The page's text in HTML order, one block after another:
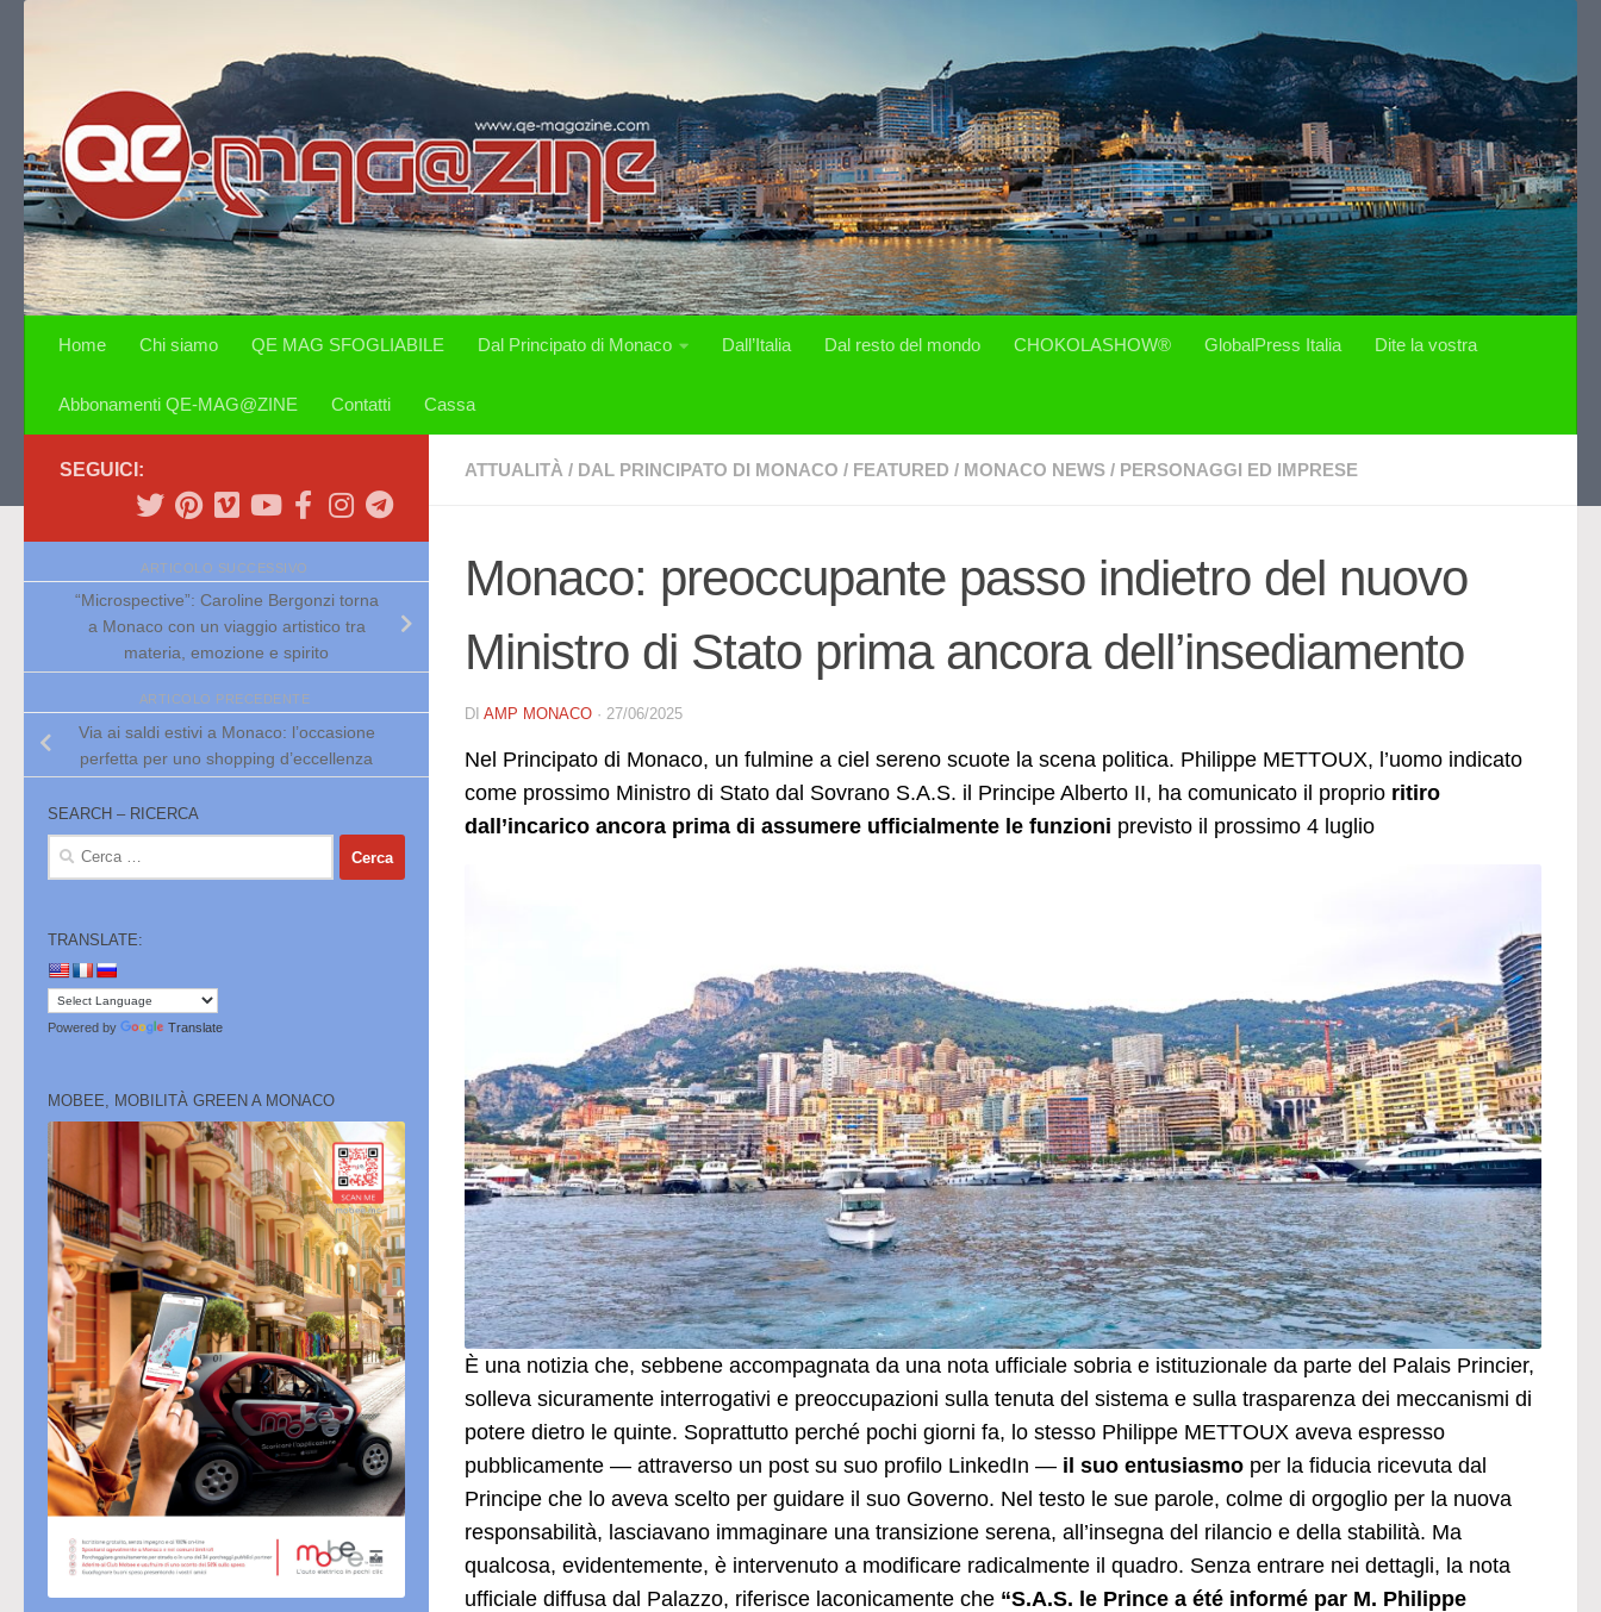
Home Chi siamo QE MAG SFOGLIABILE Dal Principato di Monaco Dall’Italia Dal resto del mondo CHOKOLASHOW® GlobalPress Italia Dite la vostra
Abbonamenti QE-MAG@ZINE Contatti Cassa
ATTUALITÀ / DAL PRINCIPATO DI MONACO / FEATURED / MONACO NEWS / PERSONAGGI ED IMPRESE
Monaco: preoccupante passo indietro del nuovo
Ministro di Stato prima ancora dell’insediamento
DI AMP MONACO · 27/06/2025
Nel Principato di Monaco, un fulmine a ciel sereno scuote la scena politica. Philippe METTOUX, l’uomo indicato
come prossimo Ministro di Stato dal Sovrano S.A.S. il Principe Alberto II, ha comunicato il proprio ritiro
dall’incarico ancora prima di assumere ufficialmente le funzioni previsto il prossimo 4 luglio
È una notizia che, sebbene accompagnata da una nota ufficiale sobria e istituzionale da parte del Palais Princier,
solleva sicuramente interrogativi e preoccupazioni sulla tenuta del sistema e sulla trasparenza dei meccanismi di
potere dietro le quinte. Soprattutto perché pochi giorni fa, lo stesso Philippe METTOUX aveva espresso
pubblicamente — attraverso un post su suo profilo LinkedIn — il suo entusiasmo per la fiducia ricevuta dal
Principe che lo aveva scelto per guidare il suo Governo. Nel testo le sue parole, colme di orgoglio per la nuova
responsabilità, lasciavano immaginare una transizione serena, all’insegna del rilancio e della stabilità. Ma
qualcosa, evidentemente, è intervenuto a modificare radicalmente il quadro. Senza entrare nei dettagli, la nota
ufficiale diffusa dal Palazzo, riferisce laconicamente che “S.A.S. le Prince a été informé par M. Philippe
SEGUICI:
ARTICOLO SUCCESSIVO
“Microspective”: Caroline Bergonzi torna
a Monaco con un viaggio artistico tra
materia, emozione e spirito
ARTICOLO PRECEDENTE
Via ai saldi estivi a Monaco: l’occasione
perfetta per uno shopping d’eccellenza
SEARCH – RICERCA
Ricerca
TRANSLATE:
Powered by Translate
MOBEE, MOBILITÀ GREEN A MONACO